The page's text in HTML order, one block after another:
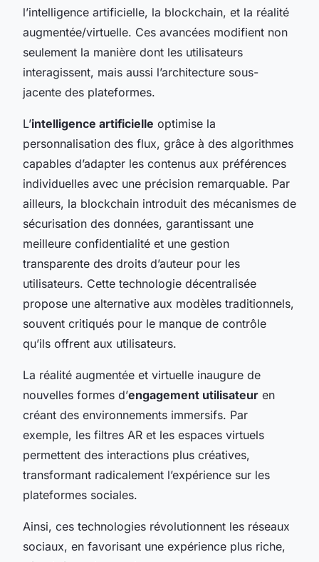
l’intelligence artificielle, la blockchain, et la réalité
augmentée/virtuelle. Ces avancées modifient non
seulement la manière dont les utilisateurs
interagissent, mais aussi l’architecture sous-
jacente des plateformes.
L’intelligence artificielle optimise la
personnalisation des flux, grâce à des algorithmes
capables d’adapter les contenus aux préférences
individuelles avec une précision remarquable. Par
ailleurs, la blockchain introduit des mécanismes de
sécurisation des données, garantissant une
meilleure confidentialité et une gestion
transparente des droits d’auteur pour les
utilisateurs. Cette technologie décentralisée
propose une alternative aux modèles traditionnels,
souvent critiqués pour le manque de contrôle
qu’ils offrent aux utilisateurs.
La réalité augmentée et virtuelle inaugure de
nouvelles formes d’engagement utilisateur en
créant des environnements immersifs. Par
exemple, les filtres AR et les espaces virtuels
permettent des interactions plus créatives,
transformant radicalement l’expérience sur les
plateformes sociales.
Ainsi, ces technologies révolutionnent les réseaux
sociaux, en favorisant une expérience plus riche,